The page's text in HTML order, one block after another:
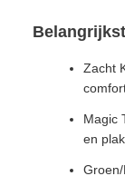
Zacht
Magic
en